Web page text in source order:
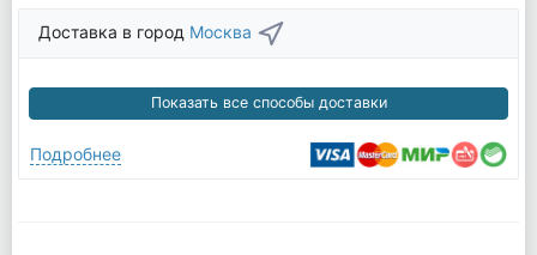
Доставка в город Москва
Показать все способы доставки
Подробнее